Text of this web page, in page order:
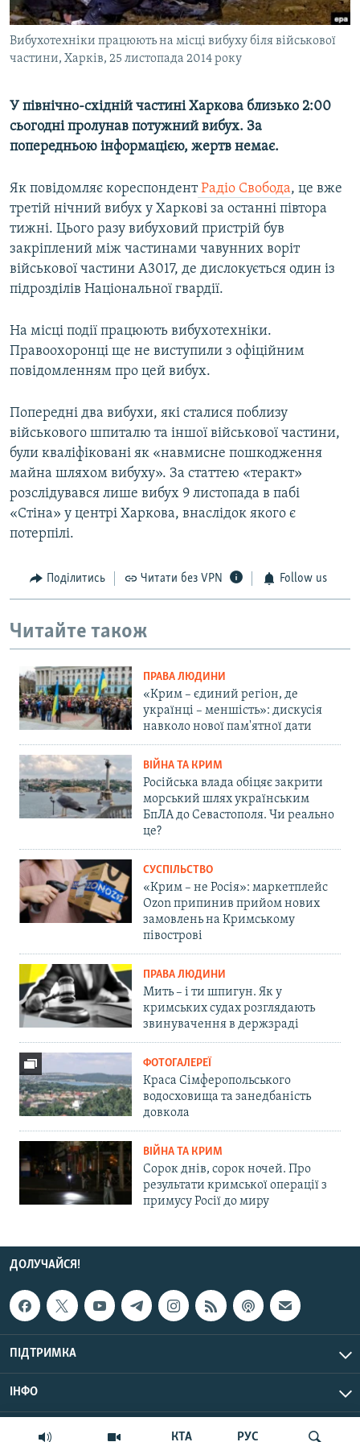
ВІДЕОУРОКИ «ELIFBE»
СВІДЧЕННЯ ОКУПАЦІЇ
ІНФОГРАФІКА
Русский
Qırımtatar
ДОЛУЧАЙСЯ!
КТА РУС
Вибухотехніки працюють на місці вибуху біля військової
частини, Харків, 25 листопада 2014 року
У північно-східній частині Харкова близько 2:00
сьогодні пролунав потужний вибух. За
попередньою інформацією, жертв немає.
Як повідомляє кореспондентРадіо Свобода, це вже
третій нічний вибух у Харкові за останні півтора
тижні. Цього разу вибуховий пристрій був
закріплений між частинами чавунних воріт
військової частини А3017, де дислокується один із
підрозділів Національної гвардії.
На місці події працюють вибухотехніки.
Правоохоронці ще не виступили з офіційним
повідомленням про цей вибух.
Попередні два вибухи, які сталися поблизу
військового шпиталю та іншої військової частини,
були кваліфіковані як «навмисне пошкодження
майна шляхом вибуху». За статтею «теракт»
розслідувався лише вибух 9 листопада в пабі
«Стіна» у центрі Харкова, внаслідок якого є
потерпілі.
Поділитись Читати без VPN Follow us
Читайте також
ПРАВА ЛЮДИНИ
«Крим – єдиний регіон, де
українці – меншість»: дискусія
навколо нової пам'ятної дати
ВІЙНА ТА КРИМ
Російська влада обіцяє закрити
морський шлях українським
БпЛА до Севастополя. Чи реально
це?
СУСПІЛЬСТВО
«Крим – не Росія»: маркетплейс
Ozon припинив прийом нових
замовлень на Кримському
півострові
ПРАВА ЛЮДИНИ
Мить – і ти шпигун. Як у
кримських судах розглядають
звинувачення в держзраді
ФОТОГАЛЕРЕЇ
Краса Сімферопольського
водосховища та занедбаність
довкола
ВІЙНА ТА КРИМ
Сорок днів, сорок ночей. Про
результати кримської операції з
примусу Росії до миру
ДОЛУЧАЙСЯ!
ПІДТРИМКА
ІНФО
© Крим.Реалії, 2026 | Усі права застережено.